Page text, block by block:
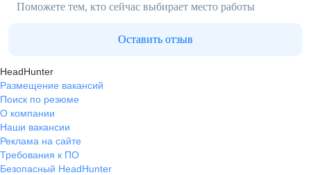
Поможете тем, кто сейчас выбирает место работы
Оставить отзыв
HeadHunter
Размещение вакансий
Поиск по резюме
О компании
Наши вакансии
Реклама на сайте
Требования к ПО
Безопасный HeadHunter